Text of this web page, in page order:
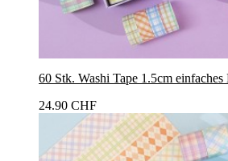
60 Stk. Washi Tape 1.5cm einfaches
24.90 CHF